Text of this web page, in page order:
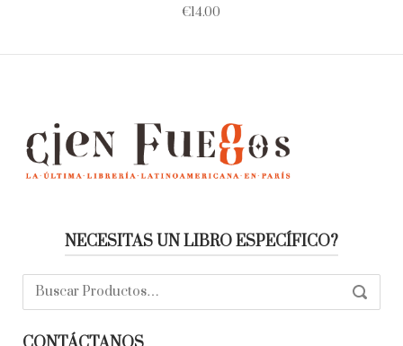
€14.00
NECESITAS UN LIBRO ESPECÍFICO?
Buscar: